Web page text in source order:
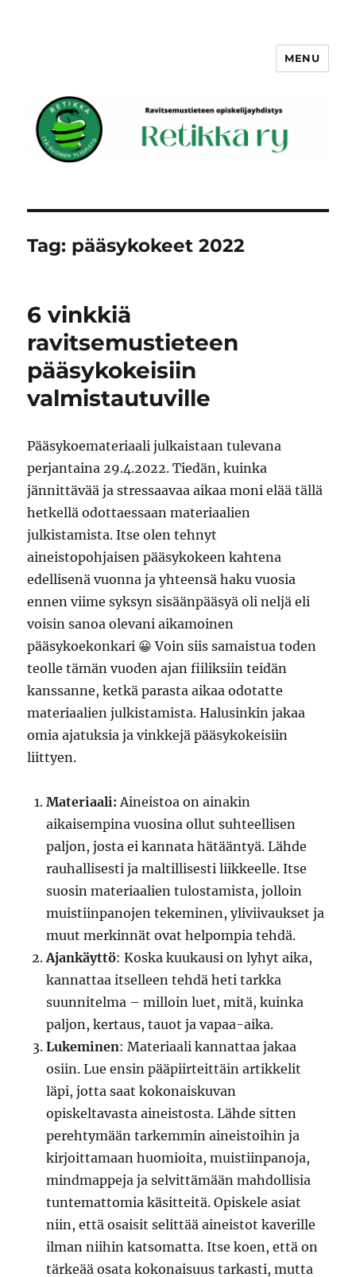
MENU
Tag: pääsykokeet 2022
6 vinkkiä
ravitsemustieteen
pääsykokeisiin
valmistautuville
Pääsykoemateriaali julkaistaan tulevana
perjantaina 29.4.2022. Tiedän, kuinka
jännittävää ja stressaavaa aikaa moni elää tällä
hetkellä odottaessaan materiaalien
julkistamista. Itse olen tehnyt
aineistopohjaisen pääsykokeen kahtena
edellisenä vuonna ja yhteensä haku vuosia
ennen viime syksyn sisäänpääsyä oli neljä eli
voisin sanoa olevani aikamoinen
pääsykoekonkari 😀 Voin siis samaistua toden
teolle tämän vuoden ajan fiiliksiin teidän
kanssanne, ketkä parasta aikaa odotatte
materiaalien julkistamista. Halusinkin jakaa
omia ajatuksia ja vinkkejä pääsykokeisiin
liittyen.
Materiaali: Aineistoa on ainakin
aikaisempina vuosina ollut suhteellisen
paljon, josta ei kannata hätääntyä. Lähde
rauhallisesti ja maltillisesti liikkeelle. Itse
suosin materiaalien tulostamista, jolloin
muistiinpanojen tekeminen, yliviivaukset ja
muut merkinnät ovat helpompia tehdä.
Ajankäyttö: Koska kuukausi on lyhyt aika,
kannattaa itselleen tehdä heti tarkka
suunnitelma – milloin luet, mitä, kuinka
paljon, kertaus, tauot ja vapaa-aika.
Lukeminen: Materiaali kannattaa jakaa
osiin. Lue ensin pääpiirteittäin artikkelit
läpi, jotta saat kokonaiskuvan
opiskeltavasta aineistosta. Lähde sitten
perehtymään tarkemmin aineistoihin ja
kirjoittamaan huomioita, muistiinpanoja,
mindmappeja ja selvittämään mahdollisia
tuntemattomia käsitteitä. Opiskele asiat
niin, että osaisit selittää aineistot kaverille
ilman niihin katsomatta. Itse koen, että on
tärkeää osata kokonaisuus tarkasti, mutta